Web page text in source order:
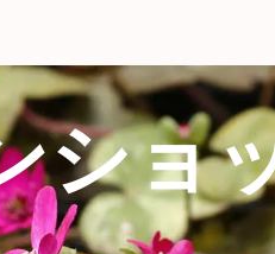
ショ